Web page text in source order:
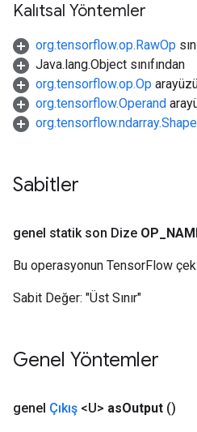
Kalıtsal Yöntemler
org.tensorflow.op.RawOp
Java.lang.Object sınıfından
org.tensorflow.op.Op
org.tensorflow.Operand
Sabitler
genel statik son Dize OP
Bu operasyonun TensorFlow
Sabit Değer: "Üst Sınır"
Genel Yöntemler
genel Çıkış <U> asOutput ()